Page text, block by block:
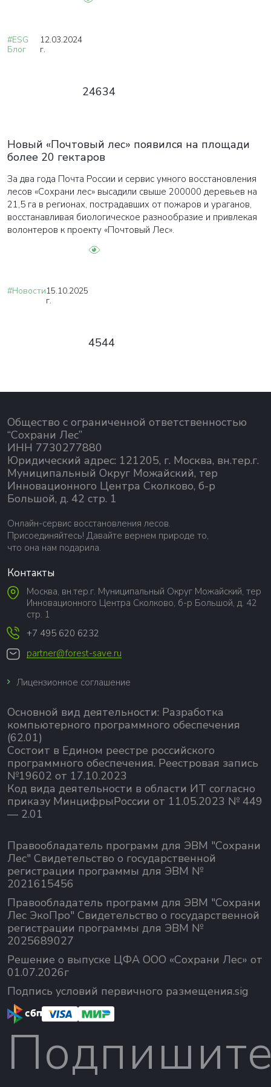
#ESG
Блог
12.03.2024
г.
24634
Новый «Почтовый лес» появился на площади
более 20 гектаров
За два года Почта России и сервис умного восстановления
лесов «Сохрани лес» высадили свыше 200000 деревьев на
21,5 га в регионах, пострадавших от пожаров и ураганов,
восстанавливая биологическое разнообразие и привлекая
волонтеров к проекту «Почтовый Лес».
#Новости15.10.2025
г.
4544
Общество с ограниченной ответственностью
“Сохрани Лес”
ИНН 7730277880
Юридический адрес: 121205, г. Москва, вн.тер.г.
Муниципальный Округ Можайский, тер
Инновационного Центра Сколково, б-р
Большой, д. 42 стр. 1
Онлайн-сервис восстановления лесов.
Присоединяйтесь! Давайте вернем природе то,
что она нам подарила.
Контакты
Москва, вн.тер.г. Муниципальный Округ Можайский, тер
Инновационного Центра Сколково, б-р Большой, д. 42
стр. 1
+7 495 620 6232
partner@forest-save.ru
Лицензионное соглашение
Основной вид деятельности: Разработка
компьютерного программного обеспечения
(62.01)
Состоит в Едином реестре российского
программного обеспечения. Реестровая запись
№19602 от 17.10.2023
Код вида деятельности в области ИТ согласно
приказу МинцифрыРоссии от 11.05.2023 № 449
— 2.01
Правообладатель программ для ЭВМ "Сохрани
Лес" Свидетельство о государственной
регистрации программы для ЭВМ №
2021615456
Правообладатель программ для ЭВМ "Сохрани
Лес ЭкоПро" Свидетельство о государственной
регистрации программы для ЭВМ №
2025689027
Решение о выпуске ЦФА ООО «Сохрани Лес» от
01.07.2026г
Подпись условий первичного размещения.sig